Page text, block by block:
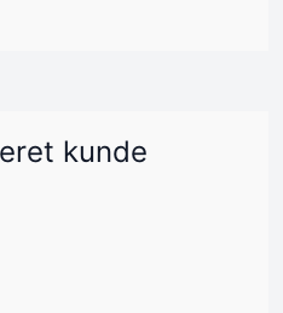
kunde